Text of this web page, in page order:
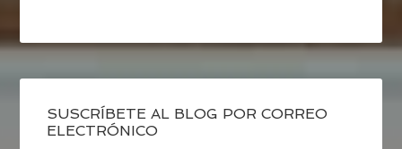
SUSCRÍBETE AL BLOG POR CORREO
ELECTRÓNICO